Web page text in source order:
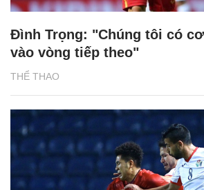
THỂ THAO
Đình Trọng: "Chúng tôi có
vào vòng tiếp theo"